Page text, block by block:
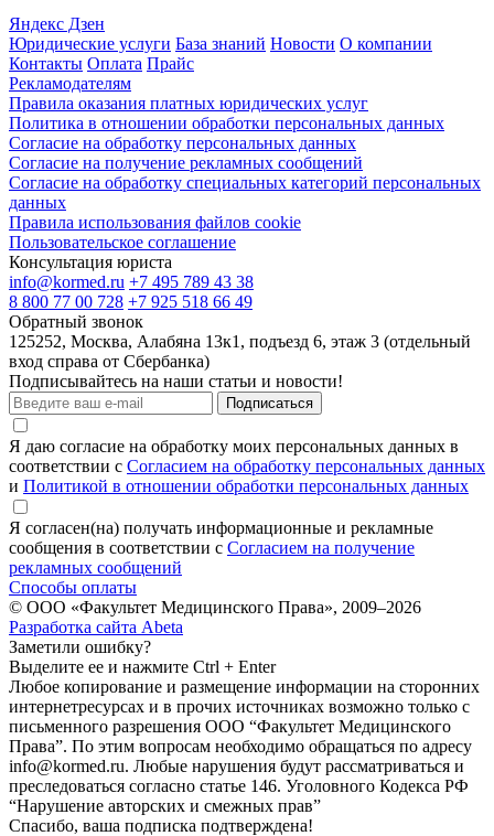
Яндекс Дзен
Юридические услуги База знаний Новости О компании
Контакты Оплата Прайс
Рекламодателям
Правила оказания платных юридических услуг
Политика в отношении обработки персональных данных
Согласие на обработку персональных данных
Согласие на получение рекламных сообщений
Согласие на обработку специальных категорий персональных
данных
Правила использования файлов cookie
Пользовательское соглашение
Консультация юриста
info@kormed.ru +7 495 789 43 38
8 800 77 00 728 +7 925 518 66 49
Обратный звонок
125252, Москва, Алабяна 13к1, подъезд 6, этаж 3 (отдельный
вход справа от Сбербанка)
Подписывайтесь на наши статьи и новости!
Подписаться
Я даю согласие на обработку моих персональных данных в
соответствии с Согласием на обработку персональных данных
и Политикой в отношении обработки персональных данных
Я согласен(на) получать информационные и рекламные
сообщения в соответствии с Согласием на получение
рекламных сообщений
Способы оплаты
© ООО «Факультет Медицинского Права», 2009–2026
Разработка сайта Abeta
Заметили ошибку?
Выделите ее и нажмите Ctrl + Enter
Любое копирование и размещение информации на сторонних
интернет­ресурсах и в прочих источниках возможно только с
письменного разрешения ООО “Факультет Медицинского
Права”. По этим вопросам необходимо обращаться по адресу
info@kormed.ru. Любые нарушения будут рассматриваться и
преследоваться согласно статье 146. Уголовного Кодекса РФ
“Нарушение авторских и смежных прав”
Спасибо, ваша подписка подтверждена!